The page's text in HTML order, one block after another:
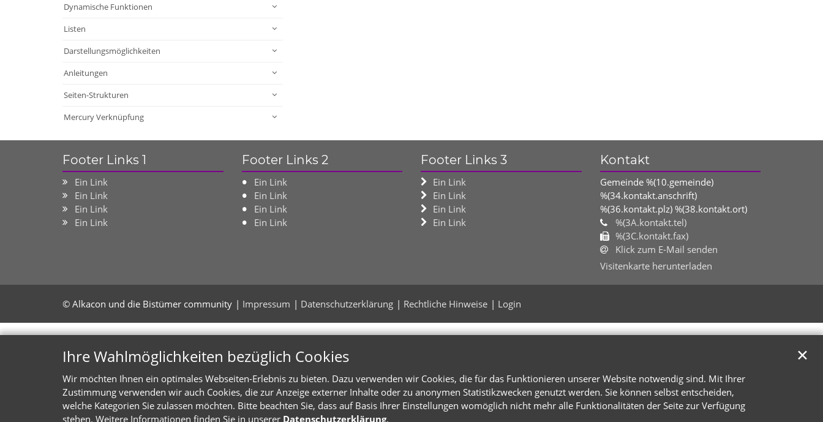
Dynamische Funktionen
Listen
Darstellungsmöglichkeiten
Anleitungen
Seiten-Strukturen
Mercury Verknüpfung
Footer Links 1
Ein Link
Ein Link
Ein Link
Ein Link
Footer Links 2
Ein Link
Ein Link
Ein Link
Ein Link
Footer Links 3
Ein Link
Ein Link
Ein Link
Ein Link
Kontakt
Gemeinde %(10.gemeinde)
%(34.kontakt.anschrift)
%(36.kontakt.plz) %(38.kontakt.ort)
%(3A.kontakt.tel)
%(3C.kontakt.fax)
Klick zum E-Mail senden
Visitenkarte herunterladen
© Alkacon und die Bistümer community Impressum Datenschutzerklärung Rechtliche Hinweise Login
Ihre Wahlmöglichkeiten bezüglich Cookies
Wir möchten Ihnen ein optimales Webseiten-Erlebnis zu bieten. Dazu verwenden wir Cookies, die für das Funktionieren unserer Website notwendig sind. Mit Ihrer
Zustimmung verwenden wir auch Cookies, die zur Anzeige externer Inhalte oder zu anonymen Statistikzwecken genutzt werden. Sie können selbst entscheiden,
welche Kategorien Sie zulassen möchten. Bitte beachten Sie, dass auf Basis Ihrer Einstellungen womöglich nicht mehr alle Funktionalitäten der Seite zur Verfügung
stehen. Weitere Informationen finden Sie in unserer Datenschutzerklärung.
✕